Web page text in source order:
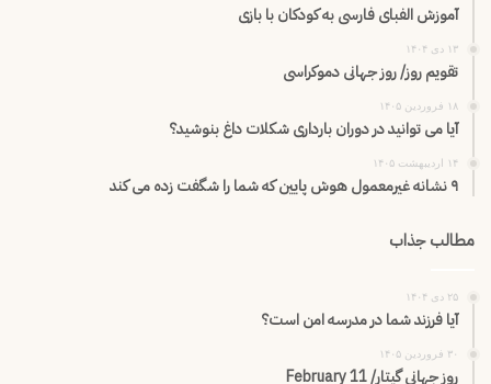
آموزش الفبای فارسی به کودکان با بازی
۱۳ دی ۱۴۰۴
تقویم روز/ روز جهانی دموکراسی
۱۸ فروردین ۱۴۰۵
آیا می توانید در دوران بارداری شکلات داغ بنوشید؟
۱۴ اردیبهشت ۱۴۰۵
۹ نشانه غیرمعمول هوش پایین که شما را شگفت زده می کند
مطالب جذاب
۲۵ دی ۱۴۰۴
آیا فرزند شما در مدرسه امن است؟
۳۰ فروردین ۱۴۰۵
روز جهانی گیتار/ February 11